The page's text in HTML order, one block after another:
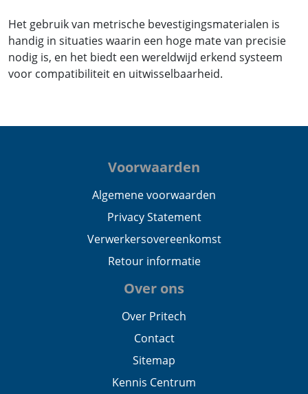
Het gebruik van metrische bevestigingsmaterialen is
handig in situaties waarin een hoge mate van precisie
nodig is, en het biedt een wereldwijd erkend systeem
voor compatibiliteit en uitwisselbaarheid.
Voorwaarden
Algemene voorwaarden
Privacy Statement
Verwerkersovereenkomst
Retour informatie
Over ons
Over Pritech
Contact
Sitemap
Kennis Centrum